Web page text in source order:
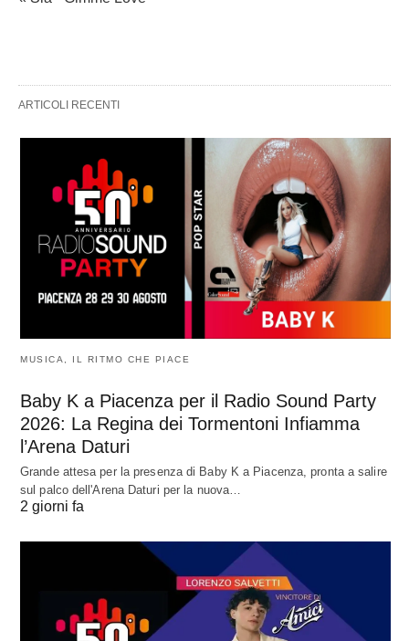
ARTICOLI RECENTI
MUSICA, IL RITMO CHE PIACE
Baby K a Piacenza per il Radio Sound Party
2026: La Regina dei Tormentoni Infiamma
l’Arena Daturi
Grande attesa per la presenza di Baby K a Piacenza, pronta a salire
sul palco dell'Arena Daturi per la nuova…
2 giorni fa